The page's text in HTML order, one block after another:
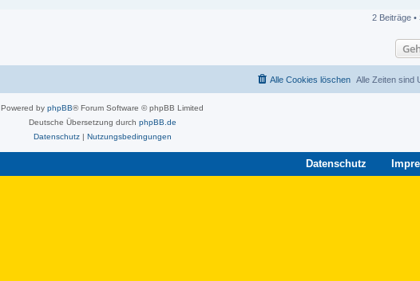
2 Beiträge •
Alle Zeiten sind
Alle Cookies löschen
Powered by phpBB® Forum Software © phpBB Limited
Deutsche Übersetzung durch phpBB.de
Datenschutz| Nutzungsbedingungen
Datenschutz